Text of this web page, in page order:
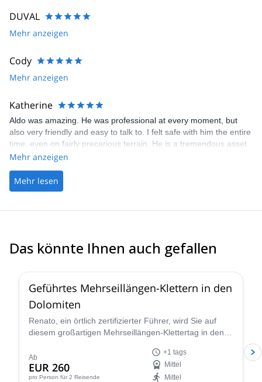
DUVAL
Mehr anzeigen
Cody
Mehr anzeigen
Katherine
Aldo was amazing. He was professional at every moment, but
also very friendly and easy to talk to. I felt safe with him the entire
time, even on fairly precarious terrain. He is a tremendous asset
to your company.
Mehr anzeigen
Mehr lesen
Das könnte Ihnen auch gefallen
4.7
Geführtes Mehrseillängen-Klettern in den
Dolomiten
Renato, ein örtlich zertifizierter Führer, wird Sie auf
diesem großartigen Mehrseillängen-Klettertag in den
Ab
EUR 260
pro Person für 2 Reisende
+1 tags
Mittel
Mittel